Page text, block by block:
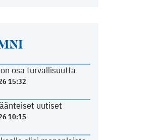
osa turvallisuutta
15:32
uutiset
10:15